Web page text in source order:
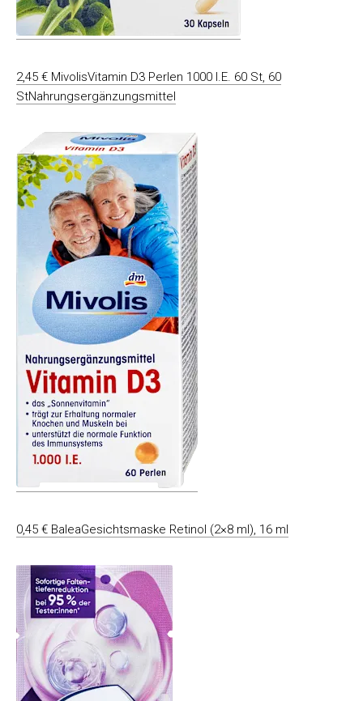
2,45 € MivolisVitamin D3 Perlen 1000 I.E. 60 St, 60
StNahrungsergänzungsmittel
0,45 € BaleaGesichtsmaske Retinol (2×8 ml), 16 ml